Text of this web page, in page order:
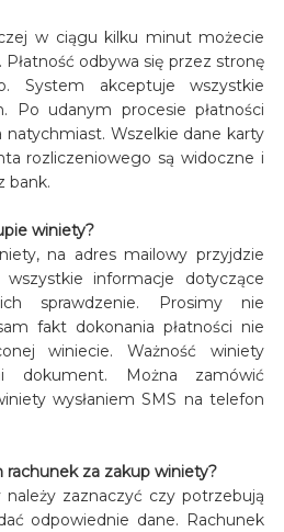
w ciągu kilku minut możecie
Płatność odbywa się przez stronę
System akceptuje wszystkie
Po udanym procesie płatności
Wszelkie dane karty
rozliczeniowego są widoczne i
bank.
winiety?
na adres mailowy przyjdzie
wszystkie informacje dotyczące
sprawdzenie. Prosimy nie
fakt dokonania płatności nie
winiecie. Ważność winiety
dokument. Można zamówić
wysłaniem SMS na telefon
za zakup winiety?
zaznaczyć czy potrzebują
odpowiednie dane. Rachunek